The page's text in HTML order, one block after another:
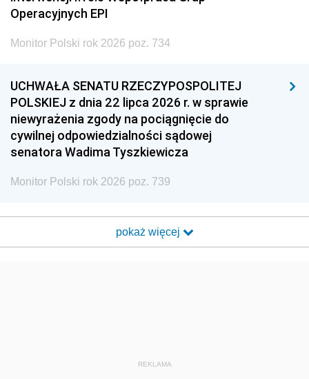
Operacyjnych EPI
Monitor Polski rok 2026 poz. 734
UCHWAŁA SENATU RZECZYPOSPOLITEJ
POLSKIEJ z dnia 22 lipca 2026 r. w sprawie
niewyrażenia zgody na pociągnięcie do
cywilnej odpowiedzialności sądowej
senatora Wadima Tyszkiewicza
Monitor Polski rok 2026 poz. 739
pokaż więcej
REKLAMA